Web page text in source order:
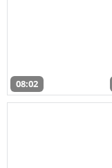
08:02